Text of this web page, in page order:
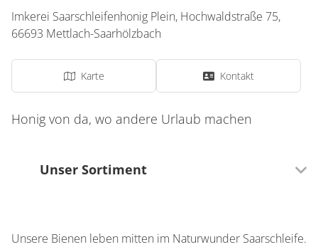
Imkerei Saarschleifenhonig Plein, Hochwaldstraße 75,
66693 Mettlach-Saarhölzbach
Karte Kontakt
Honig von da, wo andere Urlaub machen
Unser Sortiment
Schnaps / Brände / Liköre
Unsere Bienen leben mitten im Naturwunder Saarschleife.